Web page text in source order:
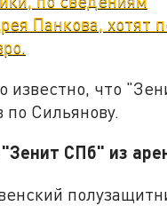
Панкова, хотят
известно, что
по Сильянову.
"Зенит СПб" из